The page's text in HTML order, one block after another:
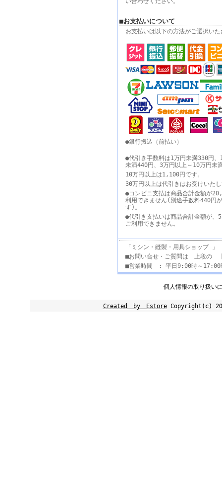
■お支払いについて
お支払いは以下の方法がご選択い
●銀行振込（前払い）
●代引き手数料は1万円未満330円
未満440円、3万円以上～10万円未
10万円以上は1,100円です。
30万円以上は代引きはお受けいた
●コンビニ支払は商品合計金額が
利用できません(別途手数料440円
す)。
●代引き支払いは商品合計金額が、
ご利用できません。
「ミシン・縫製・用具ショップ 」
■お問い合せ・ご質問は 上段の
■営業時間 : 平日9:00時～17:00
個人情報の取り扱い
Created by EstoreCopyright(c)